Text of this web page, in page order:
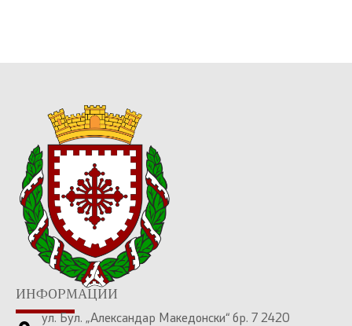
ИНФОРМАЦИИ
ул. Бул. „Александар Македонски“ бр. 7 2420